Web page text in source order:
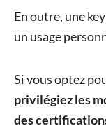
En outre, une
un usage
Si vous optez
privilégiez les
des